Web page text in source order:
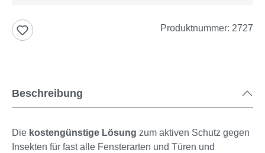
Produktnummer: 2727
Beschreibung
Die kostengünstige Lösung zum aktiven Schutz gegen
Insekten für fast alle Fensterarten und Türen und